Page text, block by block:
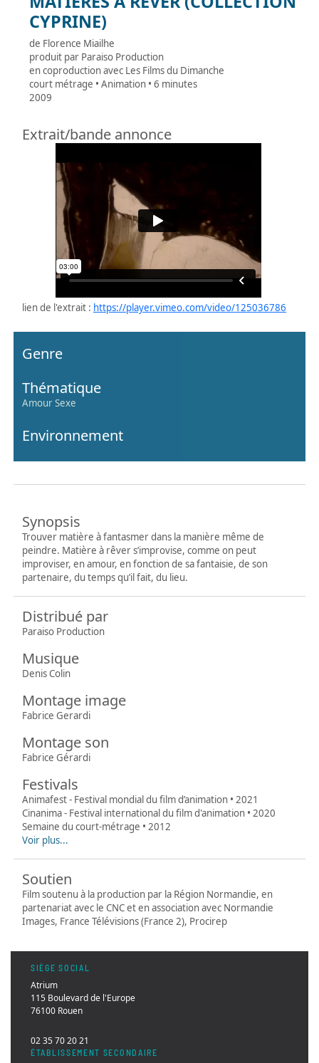
CYPRINE)
de Florence Miailhe
produit par Paraiso Production
en coproduction avec Les Films du Dimanche
court métrage • Animation • 6 minutes
2009
Extrait/bande annonce
lien de l'extrait : https://player.vimeo.com/video/125036786
Genre
Thématique
Amour Sexe
Environnement
Synopsis
Trouver matière à fantasmer dans la manière même de
peindre. Matière à rêver s’improvise, comme on peut
improviser, en amour, en fonction de sa fantaisie, de son
partenaire, du temps qu’il fait, du lieu.
Distribué par
Paraiso Production
Musique
Denis Colin
Montage image
Fabrice Gerardi
Montage son
Fabrice Gérardi
Festivals
Animafest - Festival mondial du film d’animation • 2021
Cinanima - Festival international du film d'animation • 2020
Semaine du court-métrage • 2012
Voir plus...
Soutien
Film soutenu à la production par la Région Normandie, en
partenariat avec le CNC et en association avec Normandie
Images, France Télévisions (France 2), Procirep
SIÈGE SOCIAL
Atrium
115 Boulevard de l'Europe
76100 Rouen
02 35 70 20 21
ÉTABLISSEMENT SECONDAIRE